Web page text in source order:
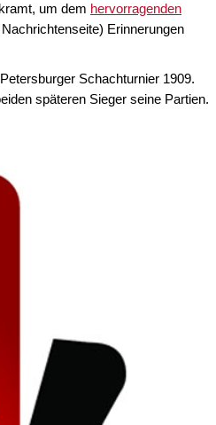
um dem hervorragenden
Erinnerungen
Schachturnier 1909.
späteren Sieger seine Partien.